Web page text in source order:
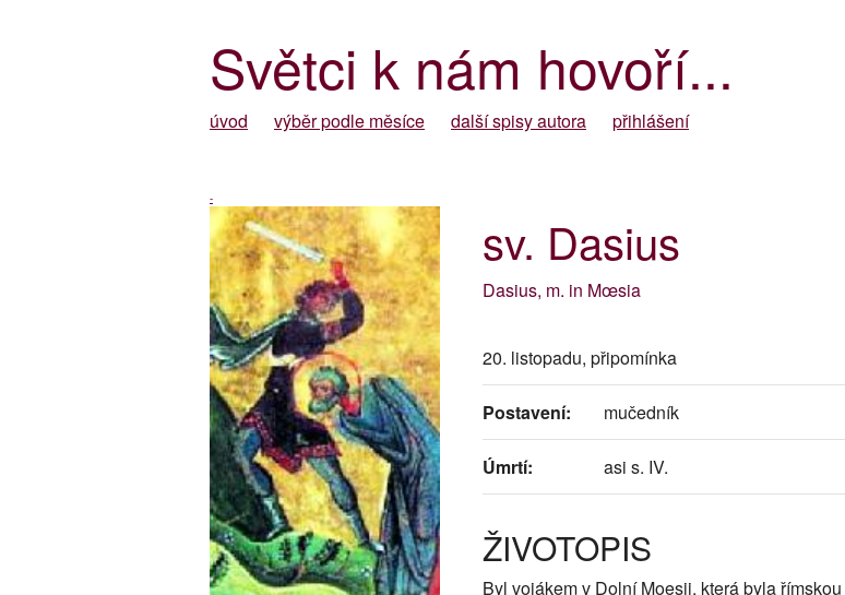
Světci k nám hovoří...
úvod výběr podle měsíce další spisy autora přihlášení
-
sv. Dasius
Dasius, m. in Mœsia
20. listopadu, připomínka
Postavení: mučedník
Úmrtí: asi s. IV.
ŽIVOTOPIS
Byl vojákem v Dolní Moesii, která byla